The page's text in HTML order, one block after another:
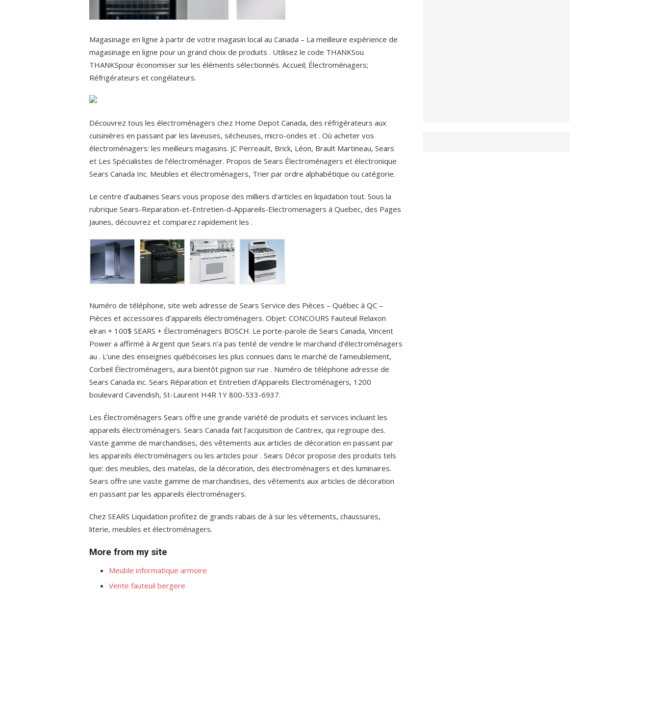
Magasinage en ligne à partir de votre magasin local au Canada – La meilleure expérience de
magasinage en ligne pour un grand choix de produits . Utilisez le code THANKSou
THANKSpour économiser sur les éléments sélectionnés. Accueil; Électroménagers;
Réfrigérateurs et congélateurs.
Découvrez tous les électroménagers chez Home Depot Canada, des réfrigérateurs aux
cuisinières en passant par les laveuses, sécheuses, micro-ondes et . Où acheter vos
électroménagers: les meilleurs magasins. JC Perreault, Brick, Léon, Brault Martineau, Sears
et Les Spécialistes de l’électroménager. Propos de Sears Électroménagers et électronique
Sears Canada Inc. Meubles et électroménagers, Trier par ordre alphabétique ou catégorie.
Le centre d’aubaines Sears vous propose des milliers d’articles en liquidation tout. Sous la
rubrique Sears-Reparation-et-Entretien-d-Appareils-Electromenagers à Quebec, des Pages
Jaunes, découvrez et comparez rapidement les .
Numéro de téléphone, site web adresse de Sears Service des Pièces – Québec à QC –
Pièces et accessoires d’appareils électroménagers. Objet: CONCOURS Fauteuil Relaxon
elran + 100$ SEARS + Électroménagers BOSCH. Le porte-parole de Sears Canada, Vincent
Power a affirmé à Argent que Sears n’a pas tenté de vendre le marchand d’électroménagers
au . L’une des enseignes québécoises les plus connues dans le marché de l’ameublement,
Corbeil Électroménagers, aura bientôt pignon sur rue . Numéro de téléphone adresse de
Sears Canada inc. Sears Réparation et Entretien d’Appareils Electroménagers, 1200
boulevard Cavendish, St-Laurent H4R 1Y 800-533-6937.
Les Électroménagers Sears offre une grande variété de produits et services incluant les
appareils électroménagers. Sears Canada fait l’acquisition de Cantrex, qui regroupe des.
Vaste gamme de marchandises, des vêtements aux articles de décoration en passant par
les appareils électroménagers ou les articles pour . Sears Décor propose des produits tels
que: des meubles, des matelas, de la décoration, des électroménagers et des luminaires.
Sears offre une vaste gamme de marchandises, des vêtements aux articles de décoration
en passant par les appareils électroménagers.
Chez SEARS Liquidation profitez de grands rabais de à sur les vêtements, chaussures,
literie, meubles et électroménagers.
More from my site
Meuble informatique armoire
Vente fauteuil bergere